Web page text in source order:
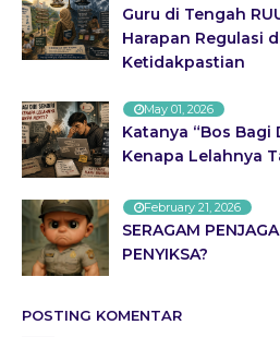
Guru di Tengah
Harapan Regulasi
Ketidakpastian
May 01, 2026
Katanya “Bos Bagi
Kenapa Lelahnya
February 21, 2026
SERAGAM
PENYIKSA?
POSTING KOMENTAR